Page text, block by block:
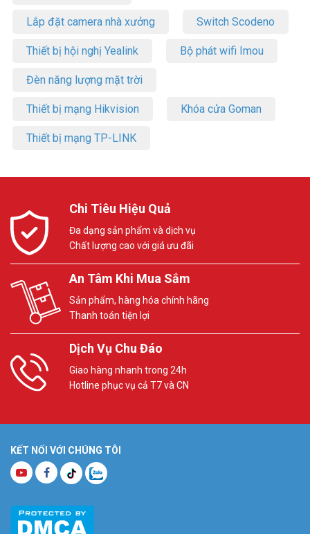
Lắp đặt camera nhà xưởng Switch Scodeno
Thiết bị hội nghị Yealink Bộ phát wifi Imou
Đèn năng lượng mặt trời
Thiết bị mạng Hikvision Khóa cửa Goman
Thiết bị mạng TP-LINK
Chi Tiêu Hiệu Quả
Đa dạng sản phẩm và dịch vụ
Chất lượng cao với giá ưu đãi
An Tâm Khi Mua Sắm
Sản phẩm, hàng hóa chính hãng
Thanh toán tiện lợi
Dịch Vụ Chu Đáo
Giao hàng nhanh trong 24h
Hotline phục vụ cả T7 và CN
KẾT NỐI VỚI CHÚNG TÔI